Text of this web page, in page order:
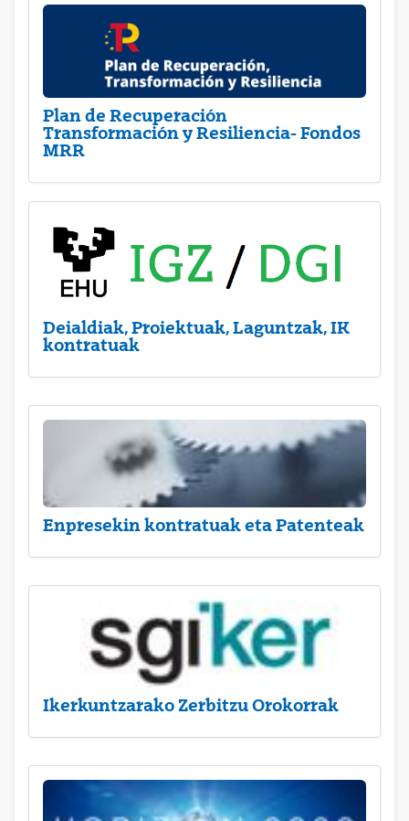
Plan de Recuperación
Transformación y Resiliencia- Fondos
MRR
Deialdiak, Proiektuak, Laguntzak, IK
kontratuak
Enpresekin kontratuak eta Patenteak
Ikerkuntzarako Zerbitzu Orokorrak